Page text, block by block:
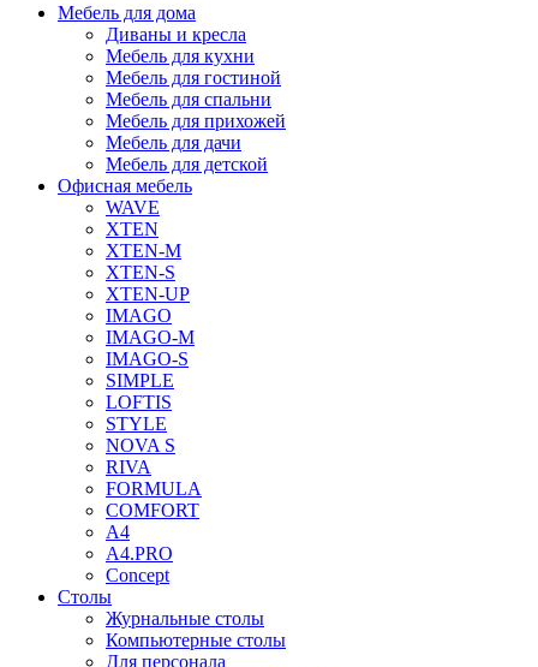
Мебель для дома
Диваны и кресла
Мебель для кухни
Мебель для гостиной
Мебель для спальни
Мебель для прихожей
Мебель для дачи
Мебель для детской
Офисная мебель
WAVE
XTEN
XTEN-M
XTEN-S
XTEN-UP
IMAGO
IMAGO-M
IMAGO-S
SIMPLE
LOFTIS
STYLE
NOVA S
RIVA
FORMULA
COMFORT
A4
A4.PRO
Concept
Столы
Журнальные столы
Компьютерные столы
Для персонала